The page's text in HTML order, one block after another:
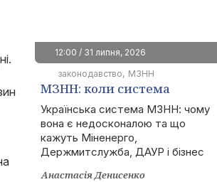
12:00 / 31 липня, 2026
законодавство
МЗНН
МЗНН: коли система
запрацює та як це вплине
на ринок
Українська система МЗНН: чому
вона є недосконалою та що
кажуть Міненерго,
Держмитслужба, ДАУР і бізнес
Анастасія Денисенко